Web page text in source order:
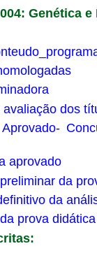
Genética
avaliação dos
Aprovado-
aprovado
da
da
prova didática